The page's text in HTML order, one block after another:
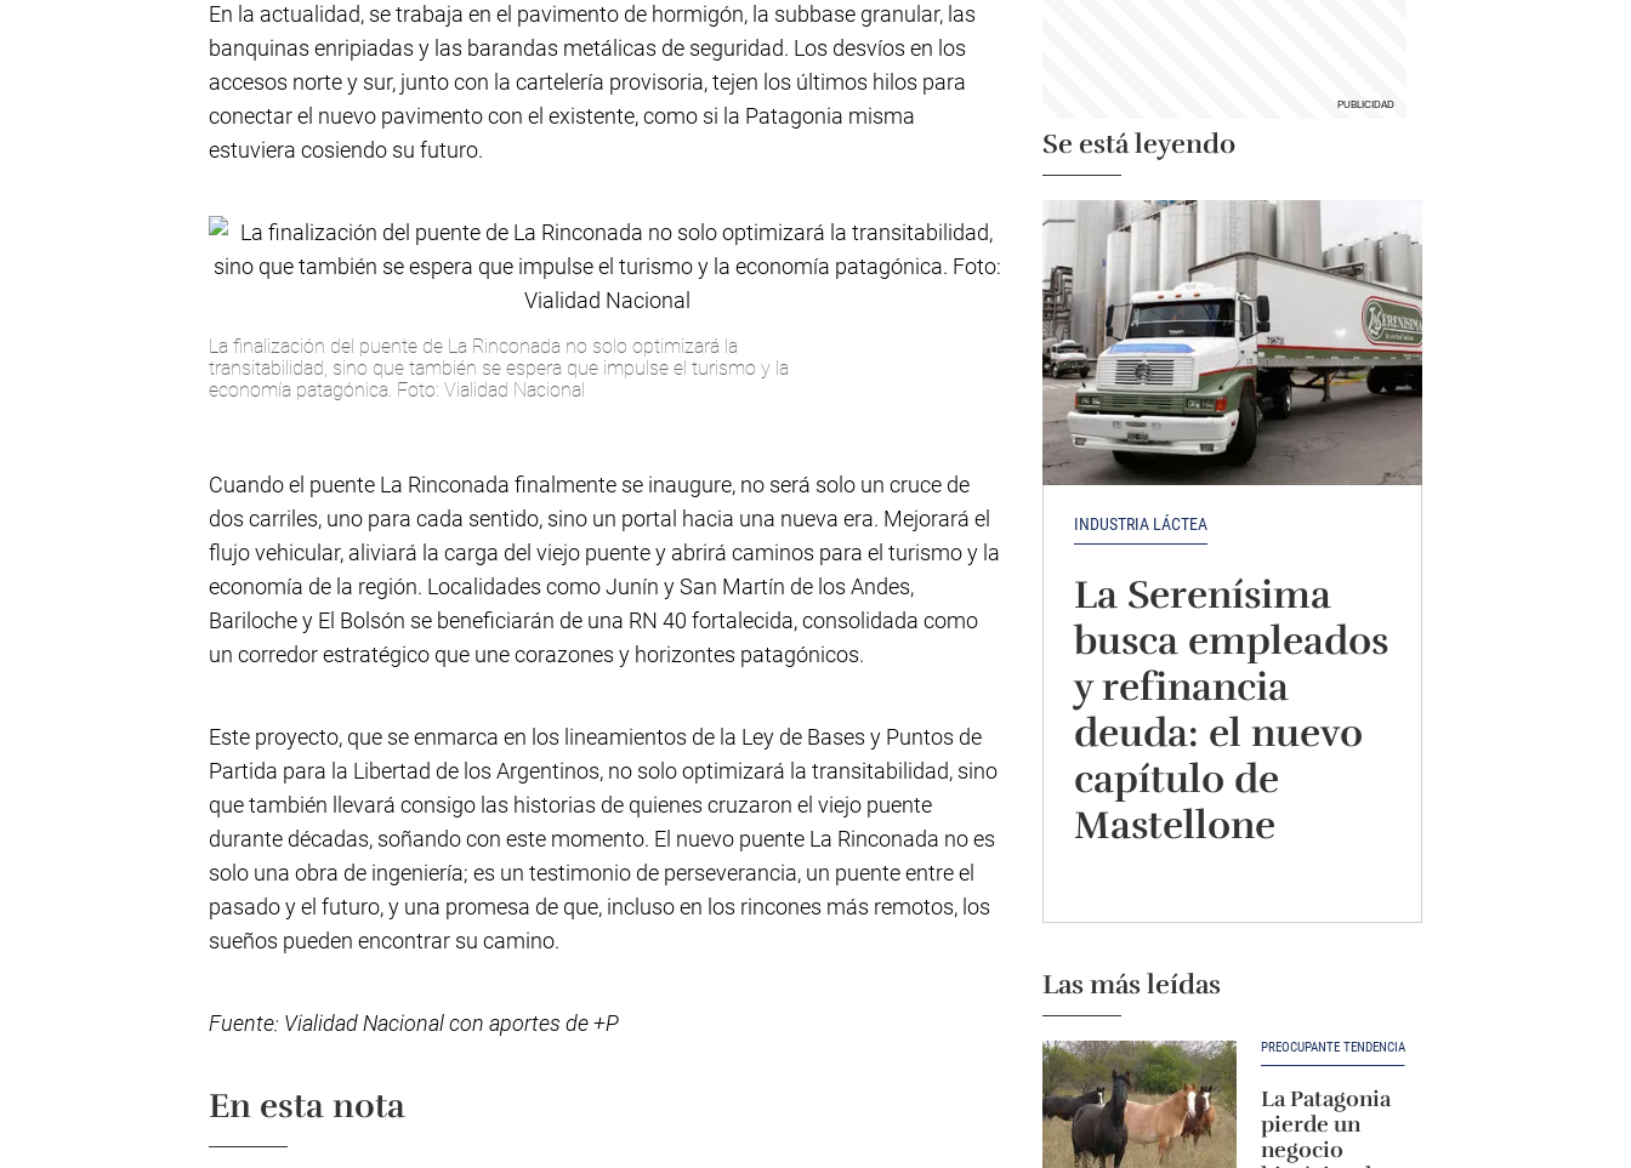
En la actualidad, se trabaja en el pavimento de hormigón, la subbase granular, las
banquinas enripiadas y las barandas metálicas de seguridad. Los desvíos en los
accesos norte y sur, junto con la cartelería provisoria, tejen los últimos hilos para
conectar el nuevo pavimento con el existente, como si la Patagonia misma
estuviera cosiendo su futuro.
La finalización del puente de La Rinconada no solo optimizará la
transitabilidad, sino que también se espera que impulse el turismo y la
economía patagónica. Foto: Vialidad Nacional
Cuando el puente La Rinconada finalmente se inaugure, no será solo un cruce de
dos carriles, uno para cada sentido, sino un portal hacia una nueva era. Mejorará el
flujo vehicular, aliviará la carga del viejo puente y abrirá caminos para el turismo y la
economía de la región. Localidades como Junín y San Martín de los Andes,
Bariloche y El Bolsón se beneficiarán de una RN 40 fortalecida, consolidada como
un corredor estratégico que une corazones y horizontes patagónicos.
Este proyecto, que se enmarca en los lineamientos de la Ley de Bases y Puntos de
Partida para la Libertad de los Argentinos, no solo optimizará la transitabilidad, sino
que también llevará consigo las historias de quienes cruzaron el viejo puente
durante décadas, soñando con este momento. El nuevo puente La Rinconada no es
solo una obra de ingeniería; es un testimonio de perseverancia, un puente entre el
pasado y el futuro, y una promesa de que, incluso en los rincones más remotos, los
sueños pueden encontrar su camino.
Fuente: Vialidad Nacional con aportes de +P
En esta nota
Se está leyendo
INDUSTRIA LÁCTEA
La Serenísima
busca empleados
y refinancia
deuda: el nuevo
capítulo de
Mastellone
Las más leídas
PREOCUPANTE TENDENCIA
La Patagonia
pierde un
negocio